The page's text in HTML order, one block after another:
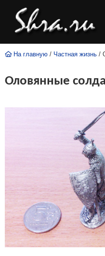
На главную / Частная жизнь /
Оловянные